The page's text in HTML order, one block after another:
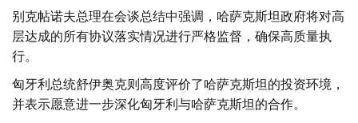
别克帖诺夫总理在会谈总结中强调，哈萨克斯坦政府将对高
层达成的所有协议落实情况进行严格监督，确保高质量执
行。
匈牙利总统舒伊奥克则高度评价了哈萨克斯坦的投资环境，
并表示愿意进一步深化匈牙利与哈萨克斯坦的合作。